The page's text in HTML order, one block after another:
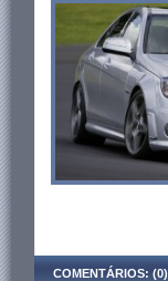
COMENTÁRIOS: (0)